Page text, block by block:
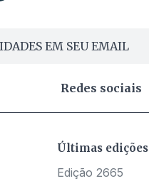
EM SEU EMAIL
Redes sociais
Últimas edições
Edição 2665